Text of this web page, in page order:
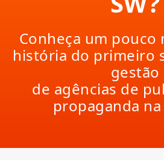
Conheça um pouco
história do primeiro
gestão
de agências de
propaganda